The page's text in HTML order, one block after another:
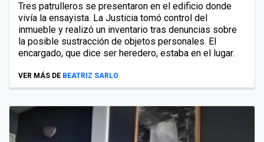
Tres patrulleros se presentaron en el edificio donde
vivía la ensayista. La Justicia tomó control del
inmueble y realizó un inventario tras denuncias sobre
la posible sustracción de objetos personales. El
encargado, que dice ser heredero, estaba en el lugar.
VER MÁS DE BEATRIZ SARLO